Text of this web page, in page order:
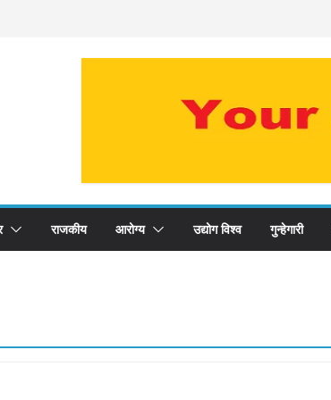
राजकीय आरोग्य उद्योग विश्व गुन्हेगारी